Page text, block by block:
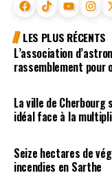
LES PLUS RÉCENTS
L’association
rassemblement pour
La ville de
idéal face à la
Seize hectares de
incendies en Sarthe